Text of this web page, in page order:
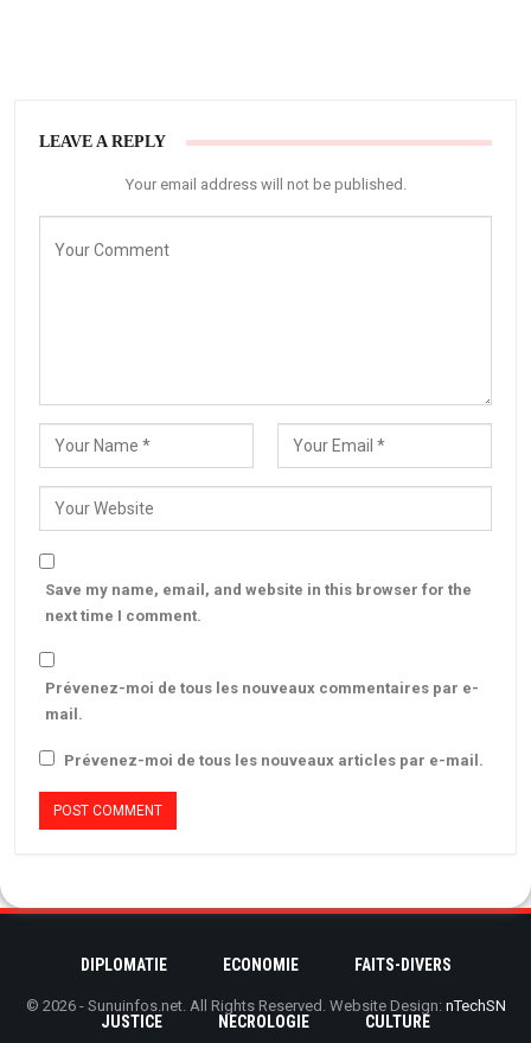
LEAVE A REPLY
Your email address will not be published.
Save my name, email, and website in this browser for the
next time I comment.
Prévenez-moi de tous les nouveaux commentaires par e-
mail.
Prévenez-moi de tous les nouveaux articles par e-mail.
DIPLOMATIE ECONOMIE FAITS-DIVERS
JUSTICE NECROLOGIE CULTURE
© 2026 - Sunuinfos.net. All Rights Reserved. Website Design: nTechSN